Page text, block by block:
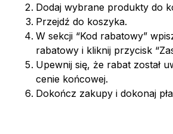
Dodaj wybrane produkty do
Przejdź do koszyka.
W sekcji “Kod rabatowy”
rabatowy i kliknij przycisk
Upewnij się, że rabat został
cenie końcowej.
Dokończ zakupy i dokonaj